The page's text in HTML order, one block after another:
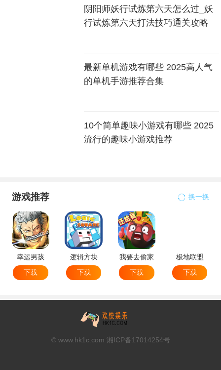
阴阳师妖行试炼第六天怎么过_妖
行试炼第六天打法技巧通关攻略
最新单机游戏有哪些 2025高人气
的单机手游推荐合集
10个简单趣味小游戏有哪些 2025
流行的趣味小游戏推荐
游戏推荐 换一换
幸运男孩
下载
逻辑方块
下载
我要去偷家
下载
极地联盟
下载
© www.hk1c.com 湘ICP备17014254号